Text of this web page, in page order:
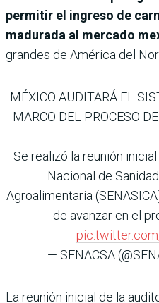
permitir el ingreso de
madurada al mercado
grandes de América del
MÉXICO AUDITARÁ EL
MARCO DEL PROCESO
Se realizó la reunión
Nacional de
Agroalimentaria
de avanzar en el
— SENACSA
La reunión inicial de la